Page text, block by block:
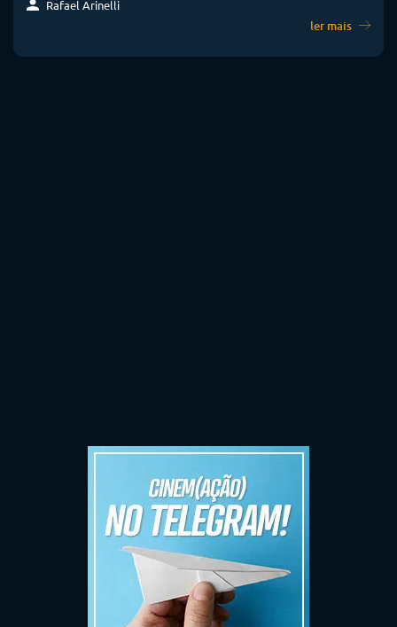
Rafael Arinelli
ler mais